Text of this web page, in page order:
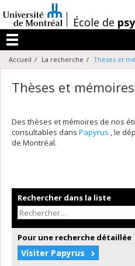
au
contenu
/École de
Menu
Accueil La recherche Thèses et
Thèses et mémoires
Des thèses et mémoires de nos
consultables dans Papyrus , le
de Montréal.
Rechercher dans la liste
Pour une recherche détaillée
Visiter Papyrus